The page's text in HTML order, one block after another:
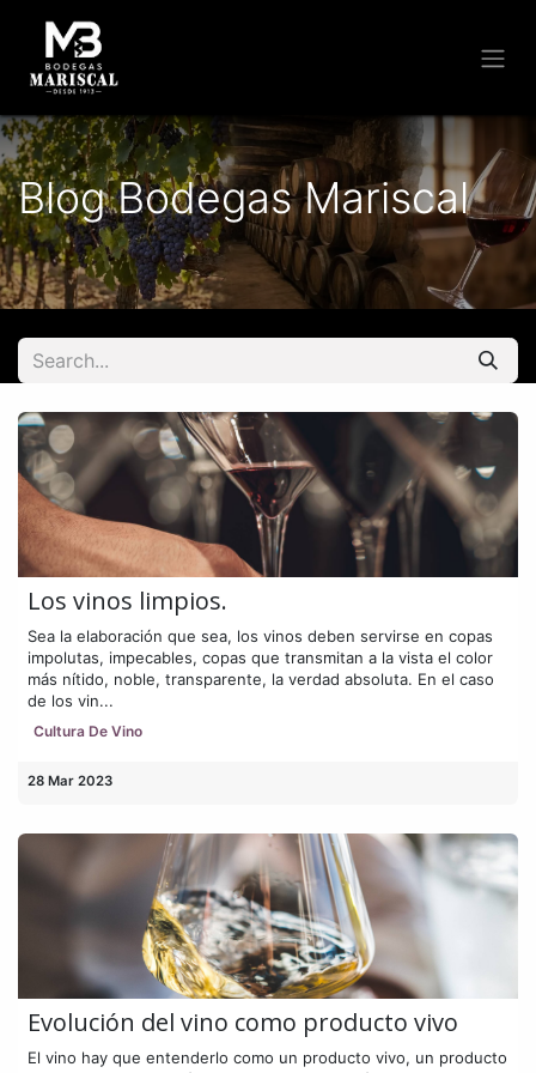
Blog Bodegas Mariscal
Los vinos limpios.
Sea la elaboración que sea, los vinos deben servirse en copas
impolutas, impecables, copas que transmitan a la vista el color
más nítido, noble, transparente, la verdad absoluta. En el caso
de los vin...
Cultura De Vino
28 Mar 2023
Evolución del vino como producto vivo
El vino hay que entenderlo como un producto vivo, un producto